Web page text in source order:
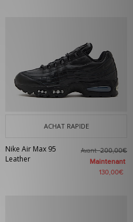
ACHAT RAPIDE
Nike Air Max 95
Leather
Avant200,00€
Maintenant
130,00€